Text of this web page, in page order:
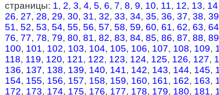
страницы: 1, 2, 3, 4, 5, 6, 7, 8, 9, 10, 11, 12, 13, 14
26, 27, 28, 29, 30, 31, 32, 33, 34, 35, 36, 37, 38, 39
51, 52, 53, 54, 55, 56, 57, 58, 59, 60, 61, 62, 63, 64
76, 77, 78, 79, 80, 81, 82, 83, 84, 85, 86, 87, 88, 89
100, 101, 102, 103, 104, 105, 106, 107, 108, 109,
118, 119, 120, 121, 122, 123, 124, 125, 126, 127,
136, 137, 138, 139, 140, 141, 142, 143, 144, 145,
154, 155, 156, 157, 158, 159, 160, 161, 162, 163,
172, 173, 174, 175, 176, 177, 178, 179, 180, 181,